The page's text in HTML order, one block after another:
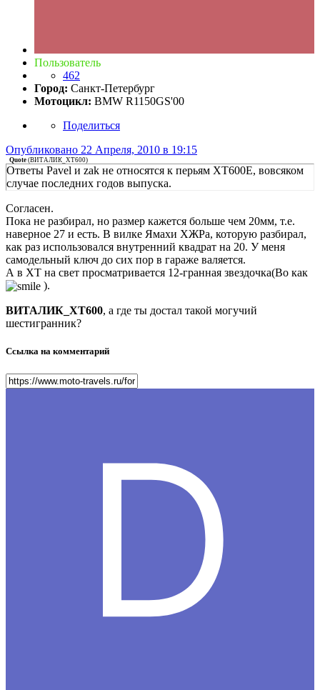
Пользователь
462
Город: Санкт-Петербург
Мотоцикл: BMW R1150GS'00
Поделиться
Опубликовано 22 Апреля, 2010 в 19:15
Quote (ВИТАЛИК_ХТ600)
Ответы Pavel и zak не относятся к перьям ХТ600Е, вовсяком
случае последних годов выпуска.
Согласен.
Пока не разбирал, но размер кажется больше чем 20мм, т.е.
наверное 27 и есть. В вилке Ямахи ХЖРа, которую разбирал,
как раз использовался внутренний квадрат на 20. У меня
самодельный ключ до сих пор в гараже валяется.
А в ХТ на свет просматривается 12-гранная звездочка(Во как
).
ВИТАЛИК_ХТ600, а где ты достал такой могучий
шестигранник?
Ссылка на комментарий